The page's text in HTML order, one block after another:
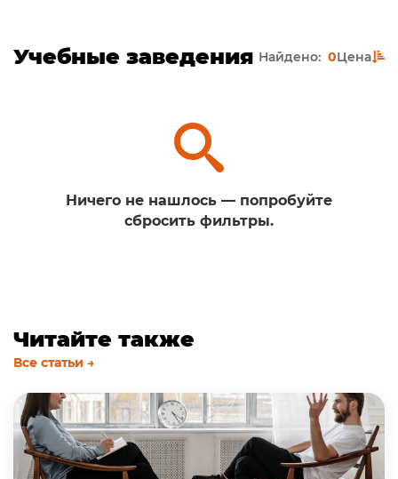
Учебные заведения Найдено: 0Цена
Ничего не нашлось — попробуйте
сбросить фильтры.
Читайте также
Все статьи →